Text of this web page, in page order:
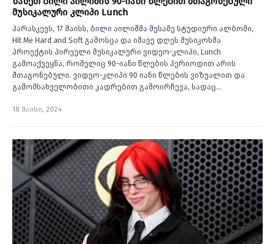
მუსიკალური კლიპი Lunch
პარასკევს, 17 მაისს, ბილი აილიშმა მესამე სტუდიური ალბომი,
Hit Me Hard and Soft გამოსცა და იმავე დღეს მუსიკოსმა
პროექტის პირველი მუსიკალური ვიდეო-კლიპი, Lunch
გამოაქვეყნა, რომელიც 90-იანი წლების პერიოდით არის
შთაგონებული. ვიდეო-კლიპი 90 იანი წლების ვიზუალით და
გამომსახველობითი კადრებით გამოირჩევა, სადაც…
18 მაისი, 2024